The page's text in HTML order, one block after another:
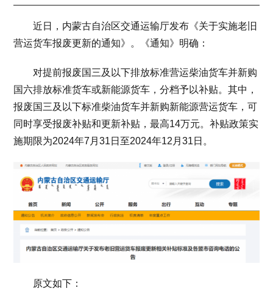
近日，内蒙古自治区交通运输厅发布《关于实施老旧
营运货车报废更新的通知》。《通知》明确：
对提前报废国三及以下排放标准营运柴油货车并新购
国六排放标准货车或新能源货车，分档予以补贴。其中，
报废国三及以下标准柴油货车并新购新能源营运货车，可
同时享受报废补贴和更新补贴，最高14万元。补贴政策实
施期限为2024年7月31日至2024年12月31日。
原文如下：